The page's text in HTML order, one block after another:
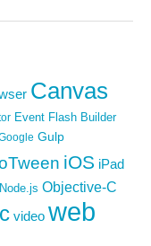
Canvas
Event Flash Builder
Gulp
iOS iPad
Node.js Objective-C
video web